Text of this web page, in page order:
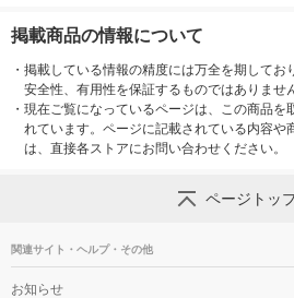
掲載商品の情報について
・ 掲載している情報の精度には万全を期してお
安全性、有用性を保証するものではありませ
・ 現在ご覧になっているページは、この商品を
れています。ページに記載されている内容や
は、直接各ストアにお問い合わせください。
ページトッ
関連サイト・ヘルプ・その他
お知らせ